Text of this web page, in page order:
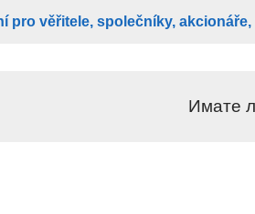
pro věřitele, společníky,
Имате